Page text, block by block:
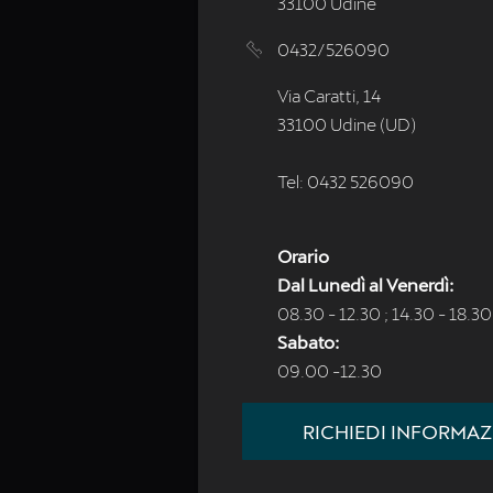
0432/526090
Via Caratti, 14
33100 Udine (UD)
Tel: 0432 526090
Orario
Dal Lunedì al Venerdì:
08.30 - 12.30 ; 14.30 - 18.30
Sabato:
09.00 -12.30
RICHIEDI